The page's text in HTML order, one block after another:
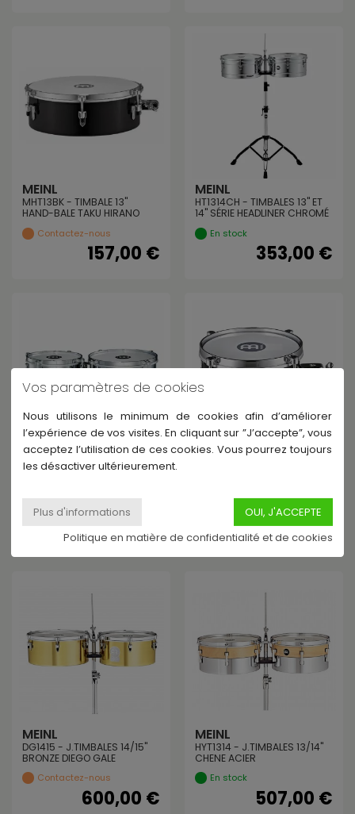
MEINL
MHT13BK - TIMBALE 13"
HAND-BALE TAKU HIRANO
Contactez-nous
157,00 €
MEINL
HT1314CH - TIMBALES 13" ET
14" SÉRIE HEADLINER CHROMÉ
En stock
353,00 €
MEINL
MIT810CH - JEU DE MINI
En stock
222,00 €
MEINL
En stock
148,00 €
MEINL
DG1415 - J.TIMBALES 14/15"
BRONZE DIEGO GALE
Contactez-nous
600,00 €
MEINL
HYT1314 - J.TIMBALES 13/14"
CHENE ACIER
En stock
507,00 €
Vos paramètres de cookies
Nous utilisons le minimum de cookies afin d’améliorer
l’expérience de vos visites. En cliquant sur ”J’accepte”, vous
acceptez l’utilisation de ces cookies. Vous pourrez toujours
les désactiver ultérieurement.
Politique en matière de confidentialité et de cookies